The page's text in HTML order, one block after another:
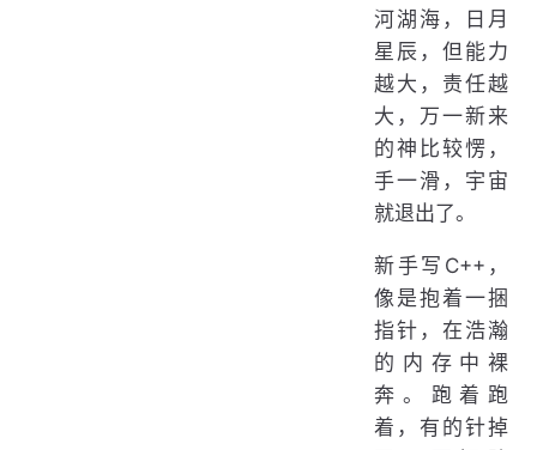
河湖海，日月
星辰，但能力
越大，责任越
大，万一新来
的神比较愣，
手一滑，宇宙
就退出了。
新手写C++，
像是抱着一捆
指针，在浩瀚
的内存中裸
奔。跑着跑
着，有的针掉